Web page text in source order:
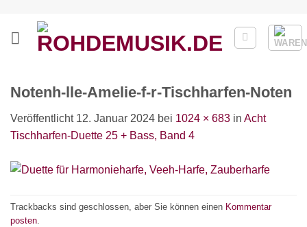
springen
Notenh-lle-Amelie-f-r-Tischharfen-Noten
Veröffentlicht 12. Januar 2024 bei 1024 × 683 in Acht
Tischharfen-Duette 25 + Bass, Band 4
Trackbacks sind geschlossen, aber Sie können einen Kommentar
posten